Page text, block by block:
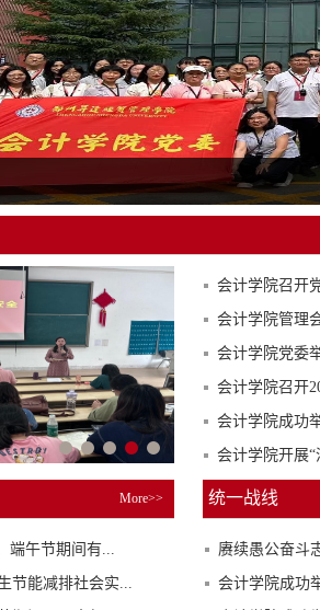
会计学院召开
会计学院管理
会计学院党委
会计学院召开
会计学院成功
会计学院开展
More>>
端午节期间有...
节能减排社会实...
统一战线
赓续愚公奋斗
会计学院成功